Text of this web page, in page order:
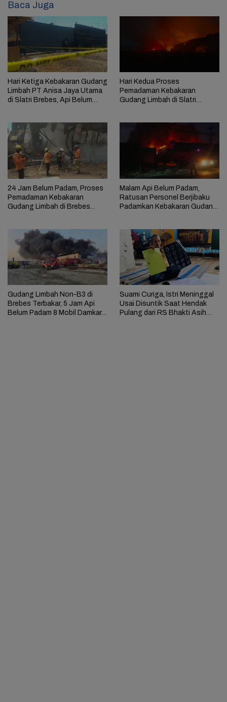
Baca Juga
Hari Ketiga Kebakaran Gudang
Limbah PT Anisa Jaya Utama
di Slatri Brebes, Api Belum
Hari Kedua Proses
Pemadaman Kebakaran
Gudang Limbah di Slatri
24 Jam Belum Padam, Proses
Pemadaman Kebakaran
Gudang Limbah di Brebes
Malam Api Belum Padam,
Ratusan Personel Berjibaku
Padamkan Kebakaran Gudang
Gudang Limbah Non-B3 di
Brebes Terbakar, 5 Jam Api
Belum Padam 8 Mobil Damkar
Suami Curiga, Istri Meninggal
Usai Disuntik Saat Hendak
Pulang dari RS Bhakti Asih